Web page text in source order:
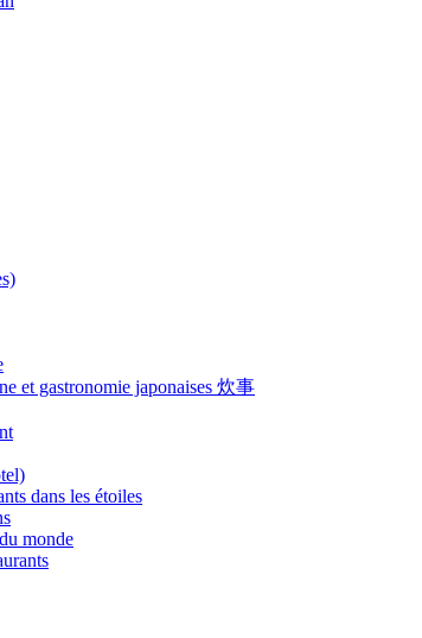
et gastronomie japonaises 炊事
dans les étoiles
monde